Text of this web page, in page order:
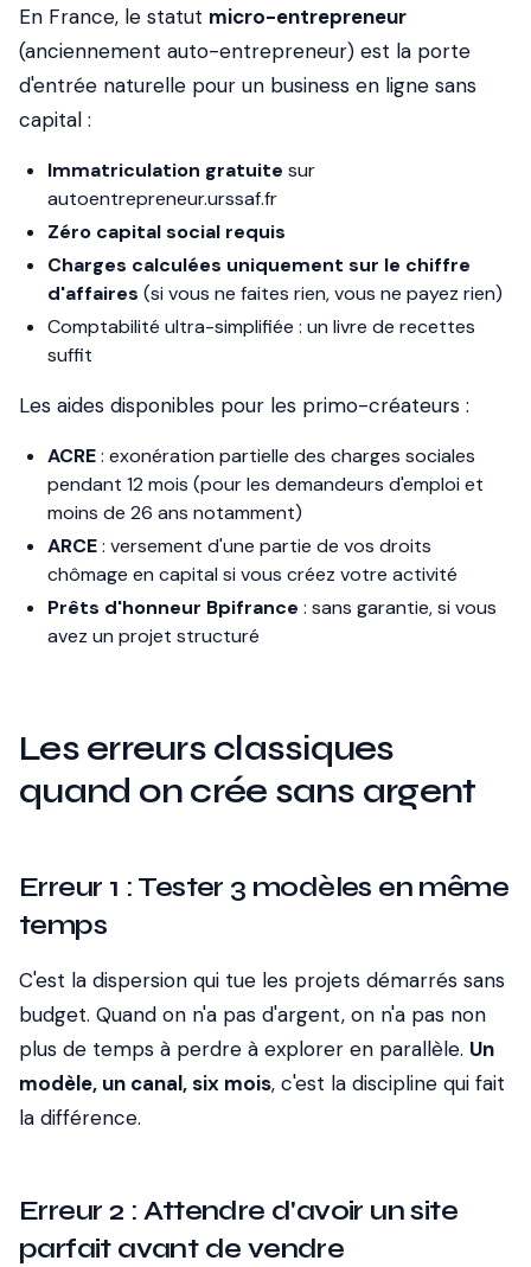
En France, le statut micro-entrepreneur
(anciennement auto-entrepreneur) est la porte
d'entrée naturelle pour un business en ligne sans
capital :
Immatriculation gratuite sur
autoentrepreneur.urssaf.fr
Zéro capital social requis
Charges calculées uniquement sur le chiffre
d'affaires (si vous ne faites rien, vous ne payez rien)
Comptabilité ultra-simplifiée : un livre de recettes
suffit
Les aides disponibles pour les primo-créateurs :
ACRE: exonération partielle des charges sociales
pendant 12 mois (pour les demandeurs d'emploi et
moins de 26 ans notamment)
ARCE: versement d'une partie de vos droits
chômage en capital si vous créez votre activité
Prêts d'honneur Bpifrance : sans garantie, si vous
avez un projet structuré
Les erreurs classiques
quand on crée sans argent
Erreur 1 : Tester 3 modèles en même
temps
C'est la dispersion qui tue les projets démarrés sans
budget. Quand on n'a pas d'argent, on n'a pas non
plus de temps à perdre à explorer en parallèle. Un
modèle, un canal, six mois, c'est la discipline qui fait
la différence.
Erreur 2 : Attendre d'avoir un site
parfait avant de vendre